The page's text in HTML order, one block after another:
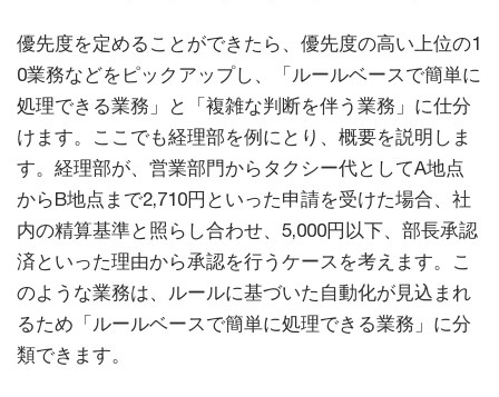
優先度を定めることができたら、優先度の高い上位の1
0業務などをピックアップし、「ルールベースで簡単に
処理できる業務」と「複雑な判断を伴う業務」に仕分
けます。ここでも経理部を例にとり、概要を説明しま
す。経理部が、営業部門からタクシー代としてA地点
からB地点まで2,710円といった申請を受けた場合、社
内の精算基準と照らし合わせ、5,000円以下、部長承認
済といった理由から承認を行うケースを考えます。こ
のような業務は、ルールに基づいた自動化が見込まれ
るため「ルールベースで簡単に処理できる業務」に分
類できます。